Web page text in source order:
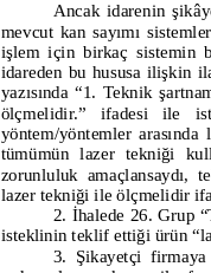
Ancak idarenin
mevcut kan sayımı
işlem için birkaç sistemin
idareden bu hususa ilişkin
yazısında“1. Teknik
ölçmelidir.” ifadesi ile
yöntem/yöntemler
tümümün lazer tekniği
zorunluluk amaçlansaydı,
lazer tekniği ile ölçmelidir
2. İhalede 26. Grup
isteklinin teklif ettiği ürün
3. Şikayetçi firmaya